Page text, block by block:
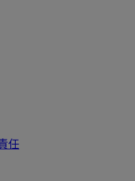
任